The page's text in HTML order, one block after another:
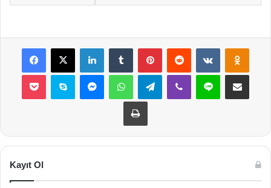
Facebook
X LinkedInTumblr PinterestReddit VKontakte
Pocket Skype MessengerWhatsAppTelegramViber Line E-Posta ile
Yazdır
Kayıt Ol